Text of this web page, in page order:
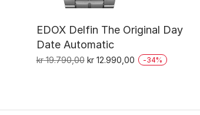
EDOX Delfin The Original Day
Date Automatic
kr19.790,00 Opprinnelig
kr12.990,00Nåværende
-34%